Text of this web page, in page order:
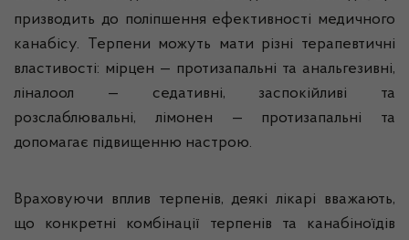
призводить до поліпшення ефективності медичного
канабісу. Терпени можуть мати різні терапевтичні
властивості: мірцен — протизапальні та анальгезивні,
ліналоол — седативні, заспокійливі та
розслаблювальні, лімонен — протизапальні та
допомагає підвищенню настрою.
Враховуючи вплив терпенів, деякі лікарі вважають,
що конкретні комбінації терпенів та канабіноїдів